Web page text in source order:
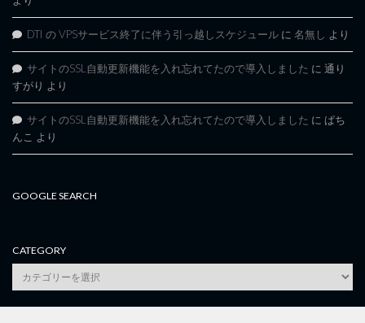
DTI の VPSサービス終了に伴う引っ越しスケジュール に 名無し より
サイトのSSL自動更新機能を入れ忘れてたので導入しました に 通り
すがり より
サイトのSSL自動更新機能を入れ忘れてたので導入しました に ぱち
んこ より
GOOGLE SEARCH
CATEGORY
category